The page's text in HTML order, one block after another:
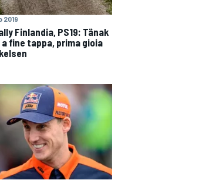
2019
Finlandia, PS19: Tänak
fine tappa, prima gioia